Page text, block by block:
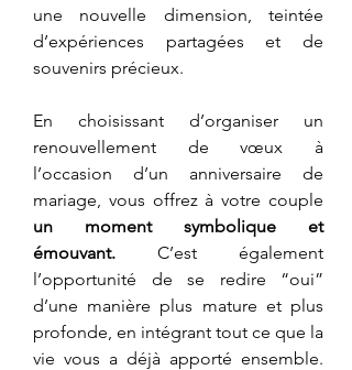
une nouvelle dimension, teintée
d’expériences partagées et de
souvenirs précieux.
En choisissant d’organiser un
renouvellement de vœux à
l’occasion d’un anniversaire de
un moment symbolique et
émouvant. C’est également
l’opportunité de se redire “oui”
d’une manière plus mature et plus
profonde, en intégrant tout ce que la
vie vous a déjà apporté ensemble.